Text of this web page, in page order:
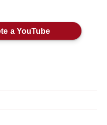
a YouTube